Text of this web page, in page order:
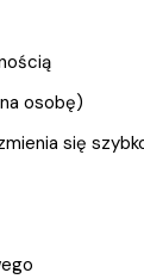
osobę)
się